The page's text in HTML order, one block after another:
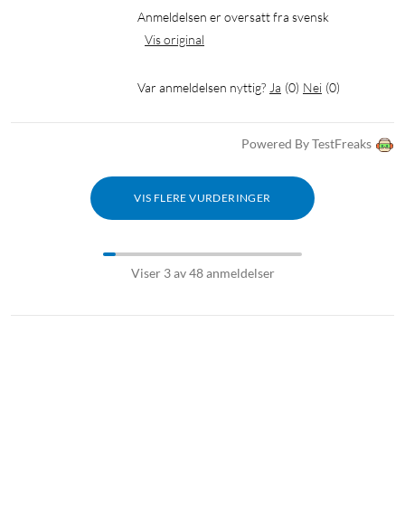
Anmeldelsen er oversatt fra svensk
Vis original
Var anmeldelsen nyttig? Ja (0) Nei (0)
Powered By TestFreaks
VIS FLERE VURDERINGER
Viser 3 av 48 anmeldelser